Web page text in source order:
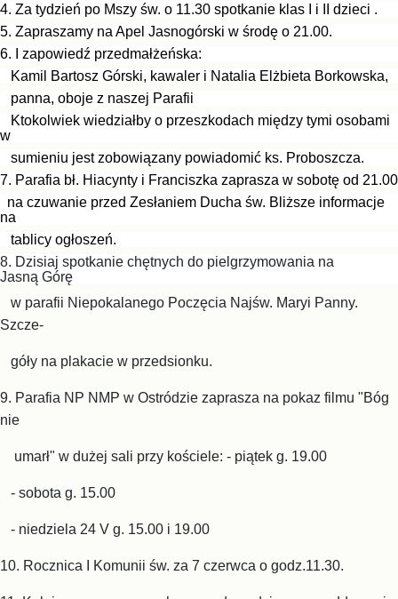
4. Za tydzień po Mszy św. o 11.30 spotkanie klas I i II dzieci .
5. Zapraszamy na Apel Jasnogórski w środę o 21.00.
6. I zapowiedź przedmałżeńska:
Kamil Bartosz Górski, kawaler i Natalia Elżbieta Borkowska,
panna, oboje z naszej Parafii
Ktokolwiek wiedziałby o przeszkodach między tymi osobami
w
sumieniu jest zobowiązany powiadomić ks. Proboszcza.
7. Parafia bł. Hiacynty i Franciszka zaprasza w sobotę od 21.00
na czuwanie przed Zesłaniem Ducha św. Bliższe informacje
na
tablicy ogłoszeń.
8. Dzisiaj spotkanie chętnych do pielgrzymowania na
Jasną Górę
w parafii Niepokalanego Poczęcia Najśw. Maryi Panny.
Szcze-
góły na plakacie w przedsionku.
9. Parafia NP NMP w Ostródzie zaprasza na pokaz filmu "Bóg
nie
umarł" w dużej sali przy kościele: - piątek g. 19.00
- sobota g. 15.00
- niedziela 24 V g. 15.00 i 19.00
10. Rocznica I Komunii św. za 7 czerwca o godz.11.30.